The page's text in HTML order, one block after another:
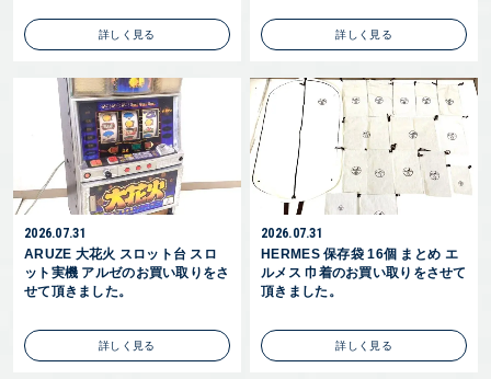
詳しく見る 詳しく見る
2026.07.31
ARUZE 大花火 スロット台 スロ
ット実機 アルゼのお買い取りをさ
せて頂きました。
詳しく見る
2026.07.31
HERMES 保存袋 16個 まとめ エ
ルメス 巾着のお買い取りをさせて
頂きました。
詳しく見る